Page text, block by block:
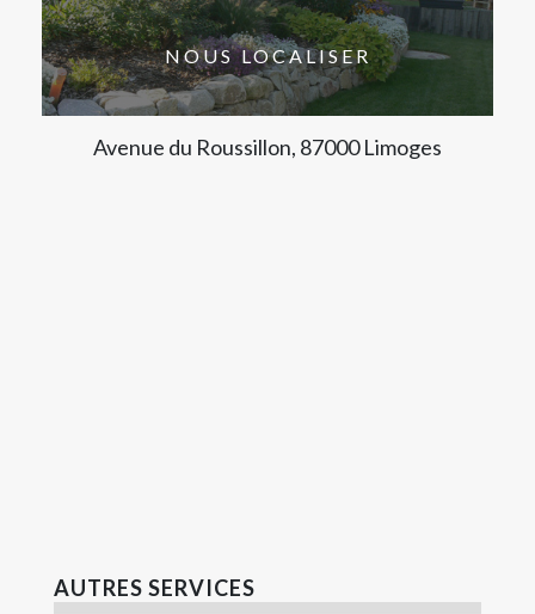
NOUS LOCALISER
Avenue du Roussillon, 87000 Limoges
AUTRES SERVICES